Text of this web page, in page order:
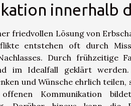
innerhalb
friedvollen Lösung von
entstehen oft durch
Durch frühzeitige
im Idealfall geklärt
und Wünsche ehrlich
Kommunikation